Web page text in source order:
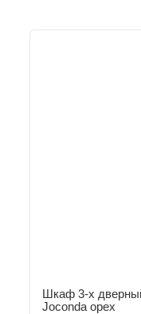
Шкаф 3-х
Joconda орех